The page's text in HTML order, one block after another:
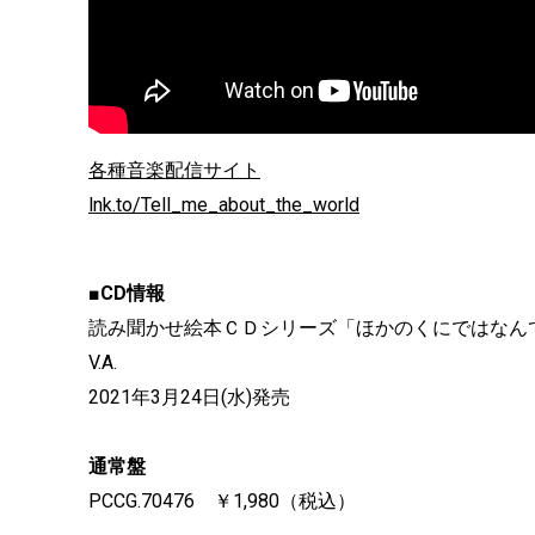
各種音楽配信サイト
lnk.to/Tell_me_about_the_world
■CD情報
読み聞かせ絵本ＣＤシリーズ「ほかのくにではなん
V.A.
2021年3月24日(水)発売
通常盤
PCCG.70476 ￥1,980（税込）